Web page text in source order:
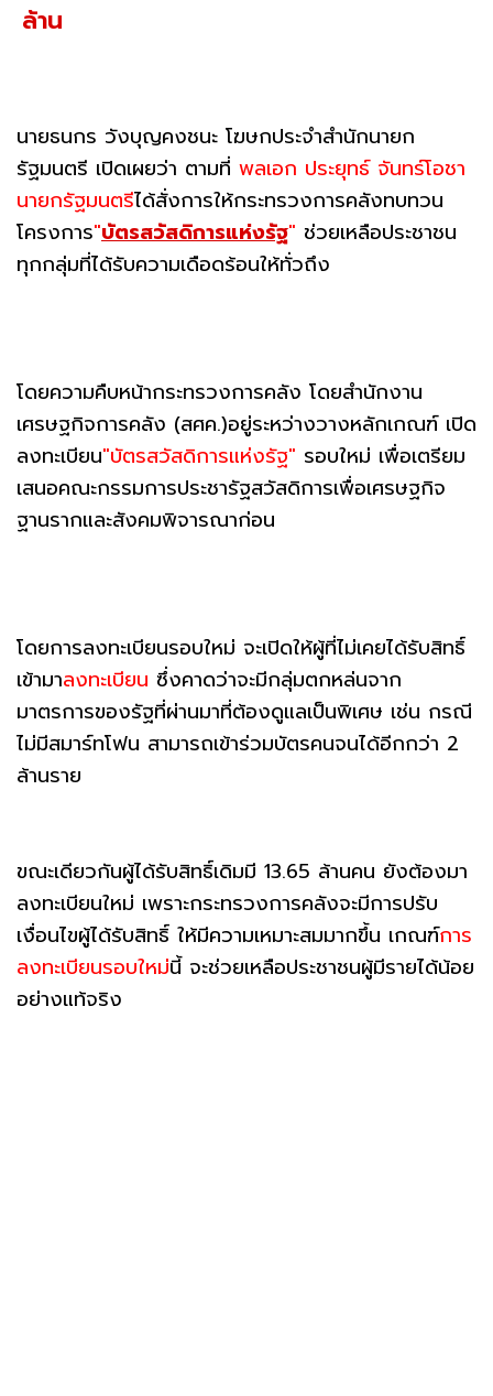
ล้าน
นายธนกร วังบุญคงชนะ โฆษกประจำสำนักนายก
รัฐมนตรี เปิดเผยว่า ตามที่ พลเอก ประยุทธ์ จันทร์โอชา
นายกรัฐมนตรีได้สั่งการให้กระทรวงการคลังทบทวน
โครงการ"บัตรสวัสดิการแห่งรัฐ" ช่วยเหลือประชาชน
ทุกกลุ่มที่ได้รับความเดือดร้อนให้ทั่วถึง
โดยความคืบหน้ากระทรวงการคลัง โดยสำนักงาน
เศรษฐกิจการคลัง (สศค.)อยู่ระหว่างวางหลักเกณฑ์ เปิด
ลงทะเบียน"บัตรสวัสดิการแห่งรัฐ" รอบใหม่ เพื่อเตรียม
เสนอคณะกรรมการประชารัฐสวัสดิการเพื่อเศรษฐกิจ
ฐานรากและสังคมพิจารณาก่อน
โดยการลงทะเบียนรอบใหม่ จะเปิดให้ผู้ที่ไม่เคยได้รับสิทธิ์
เข้ามาลงทะเบียน ซึ่งคาดว่าจะมีกลุ่มตกหล่นจาก
มาตรการของรัฐที่ผ่านมาที่ต้องดูแลเป็นพิเศษ เช่น กรณี
ไม่มีสมาร์ทโฟน สามารถเข้าร่วมบัตรคนจนได้อีกกว่า 2
ล้านราย
ขณะเดียวกันผู้ได้รับสิทธิ์เดิมมี 13.65 ล้านคน ยังต้องมา
ลงทะเบียนใหม่ เพราะกระทรวงการคลังจะมีการปรับ
เงื่อนไขผู้ได้รับสิทธิ์ ให้มีความเหมาะสมมากขึ้น เกณฑ์การ
ลงทะเบียนรอบใหม่นี้ จะช่วยเหลือประชาชนผู้มีรายได้น้อย
อย่างแท้จริง